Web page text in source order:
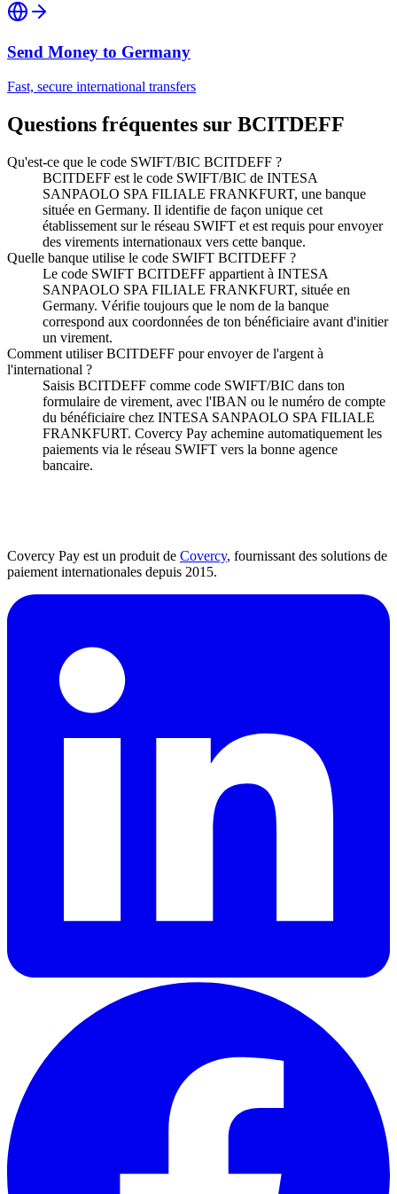
Send Money to Germany
Fast, secure international transfers
Questions fréquentes sur BCITDEFF
Qu'est-ce que le code SWIFT/BIC BCITDEFF ?
BCITDEFF est le code SWIFT/BIC de INTESA
SANPAOLO SPA FILIALE FRANKFURT, une banque
située en Germany. Il identifie de façon unique cet
établissement sur le réseau SWIFT et est requis pour envoyer
des virements internationaux vers cette banque.
Quelle banque utilise le code SWIFT BCITDEFF ?
Le code SWIFT BCITDEFF appartient à INTESA
SANPAOLO SPA FILIALE FRANKFURT, située en
Germany. Vérifie toujours que le nom de la banque
correspond aux coordonnées de ton bénéficiaire avant d'initier
un virement.
Comment utiliser BCITDEFF pour envoyer de l'argent à
l'international ?
Saisis BCITDEFF comme code SWIFT/BIC dans ton
formulaire de virement, avec l'IBAN ou le numéro de compte
du bénéficiaire chez INTESA SANPAOLO SPA FILIALE
FRANKFURT. Covercy Pay achemine automatiquement les
paiements via le réseau SWIFT vers la bonne agence
bancaire.
Covercy Pay est un produit de Covercy, fournissant des solutions de
paiement internationales depuis 2015.